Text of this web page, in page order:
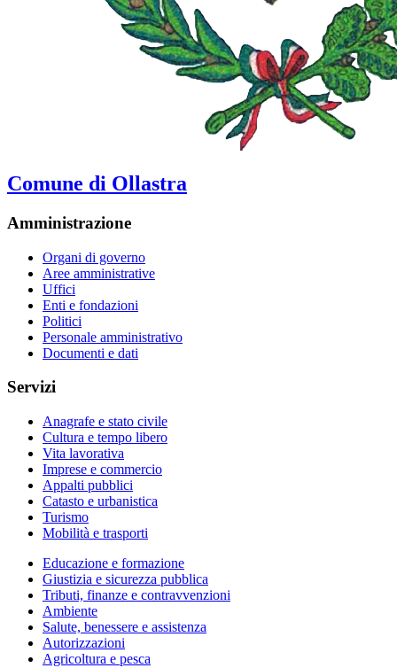
Comune di Ollastra
Amministrazione
Organi di governo
Aree amministrative
Uffici
Enti e fondazioni
Politici
Personale amministrativo
Documenti e dati
Servizi
Anagrafe e stato civile
Cultura e tempo libero
Vita lavorativa
Imprese e commercio
Appalti pubblici
Catasto e urbanistica
Turismo
Mobilità e trasporti
Educazione e formazione
Giustizia e sicurezza pubblica
Tributi, finanze e contravvenzioni
Ambiente
Salute, benessere e assistenza
Autorizzazioni
Agricoltura e pesca